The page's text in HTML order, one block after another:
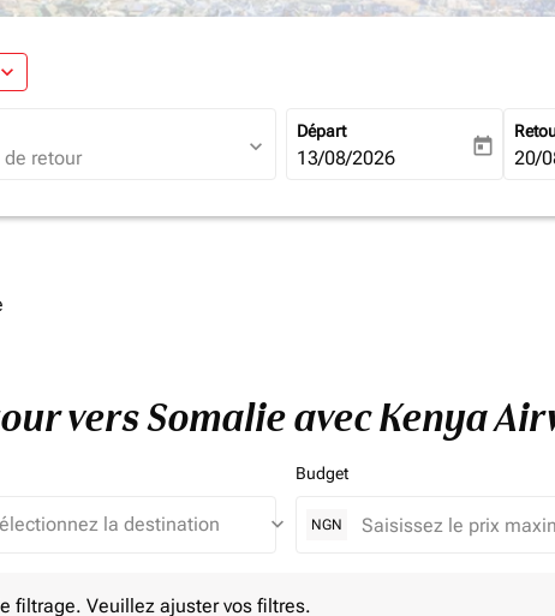
expand_more
expand_more
Départ
fc-booking-departure-date-
13/08/2026 today fc-
20/
vers Somalie avec Kenya
keyboard_arrow_down
Budget
NGN
filtrage. Veuillez ajuster vos filtres.